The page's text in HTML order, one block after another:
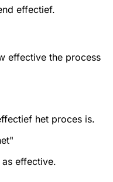
effectief.
effective the process
het proces is.
effective.